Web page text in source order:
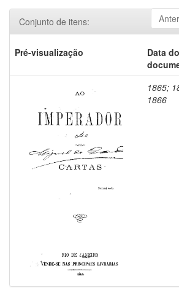
Conjunto de itens:
Pré-visualização
Data do
1865;
1866